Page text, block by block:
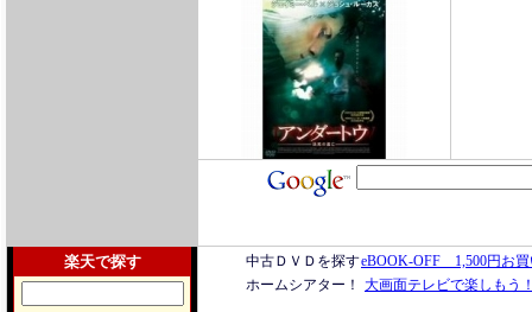
楽天で探す 中古ＤＶＤを探すeBOOK-OFF 1,500円お
ホームシアター！ 大画面テレビで楽しもう